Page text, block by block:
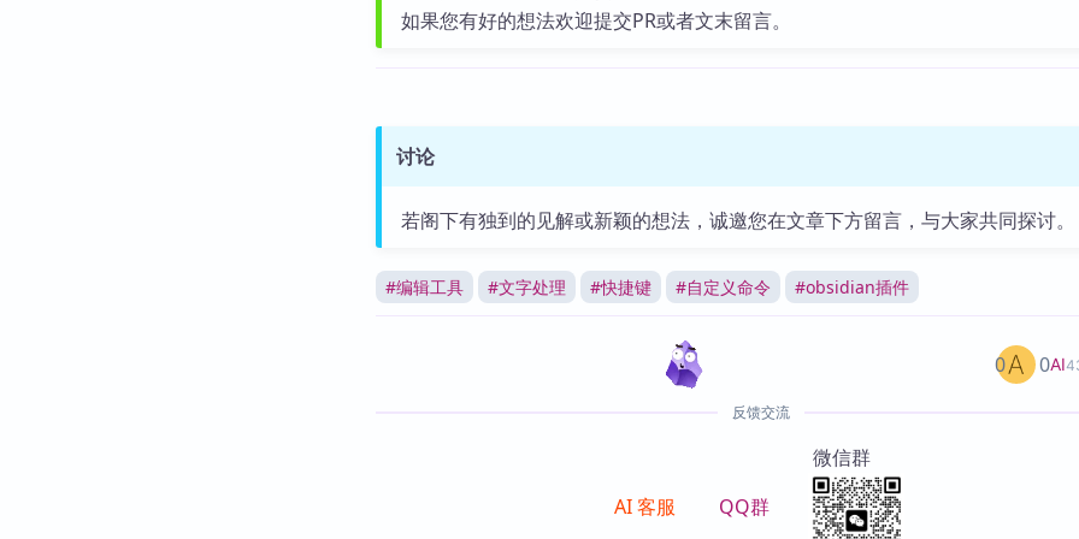
如果您有好的想法欢迎提交PR或者文末留言。
讨论
若阁下有独到的见解或新颖的想法，诚邀您在文章下方留言，与大家共同探讨。
#编辑工具 #文字处理 #快捷键 #自定义命令 #obsidian插件
AI
0 0
反馈交流
AI 客服 QQ群
微信群